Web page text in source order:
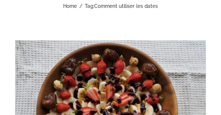
Home / Tag:Comment utiliser les dates